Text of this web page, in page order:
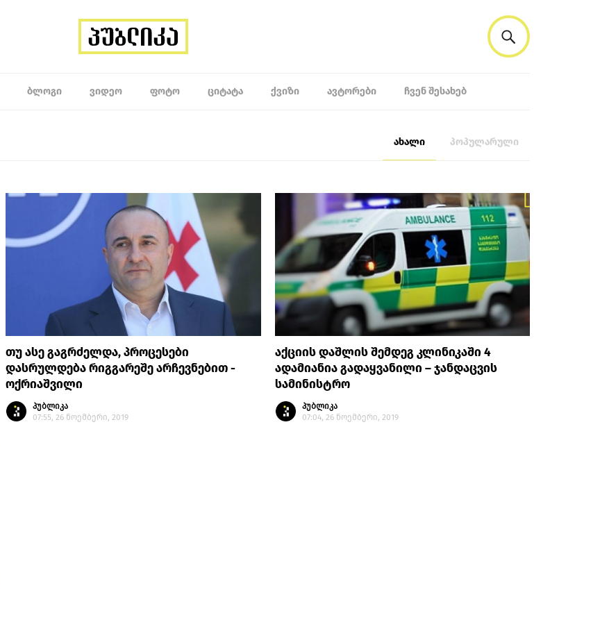
ᲑᲚᲝᲒᲘ ᲕᲘᲓᲔᲝ ᲤᲝᲢᲝ ᲪᲘᲢᲐᲢᲐ ᲥᲕᲘᲖᲘ ᲐᲕᲢᲝᲠᲔᲑᲘ ᲩᲕᲔᲜ ᲨᲔᲡᲐᲮᲔᲑ
ახალი პოპულარული
თუ ასე გაგრძელდა, პროცესები
დასრულდება რიგგარეშე არჩევნებით -
ოქრიაშვილი
პუბლიკა
07:55, 26 ნოემბერი, 2019
აქციის დაშლის შემდეგ კლინიკაში 4
ადამიანია გადაყვანილი – ჯანდაცვის
სამინისტრო
პუბლიკა
07:04, 26 ნოემბერი, 2019